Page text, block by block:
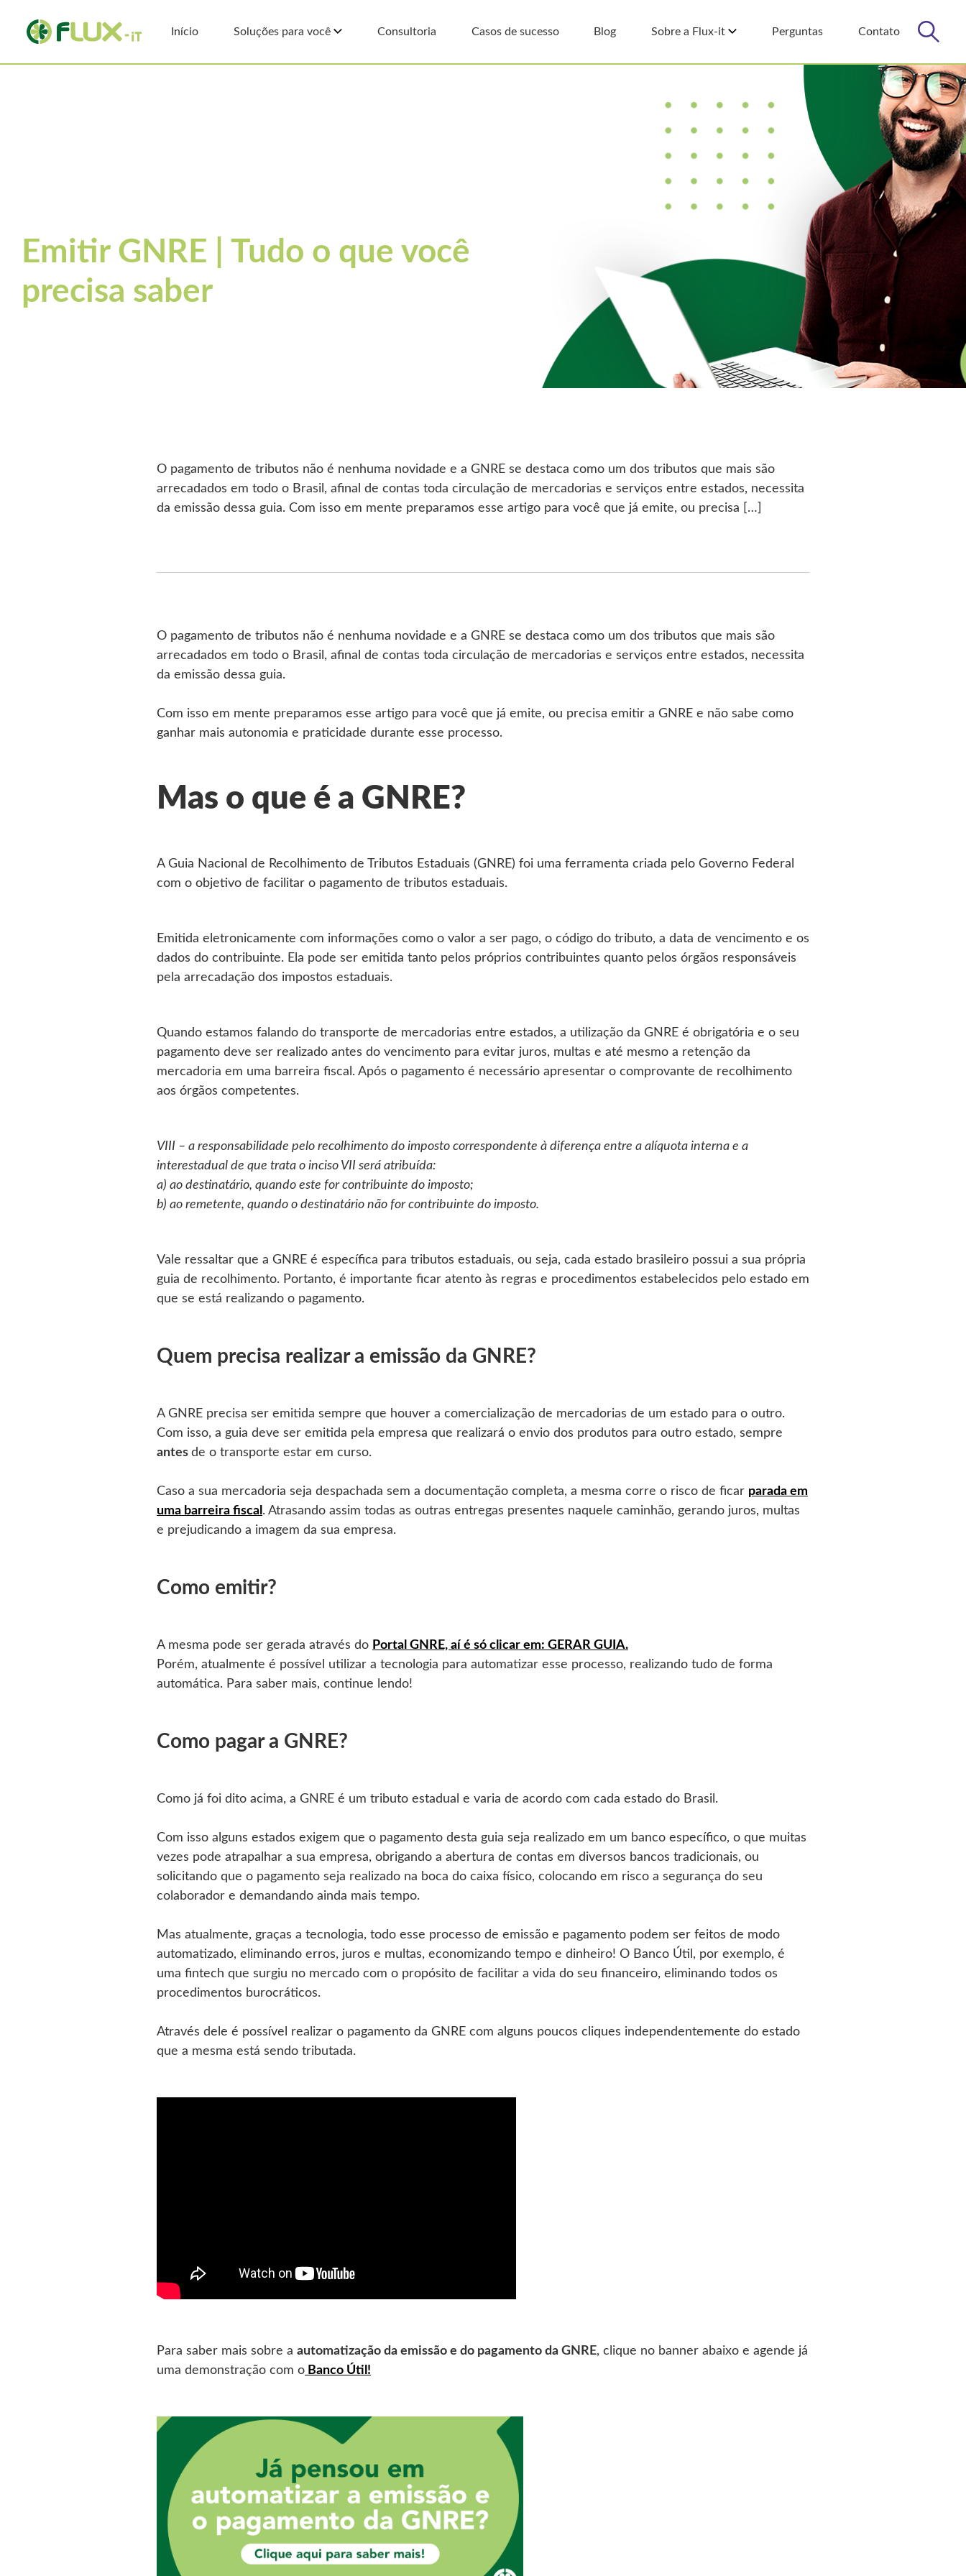
Início Soluções para você Consultoria Casos de sucesso Blog Sobre a Flux-it Perguntas Contato
Emitir GNRE | Tudo o que você
precisa saber
O pagamento de tributos não é nenhuma novidade e a GNRE se destaca como um dos tributos que mais são
arrecadados em todo o Brasil, afinal de contas toda circulação de mercadorias e serviços entre estados, necessita
da emissão dessa guia. Com isso em mente preparamos esse artigo para você que já emite, ou precisa […]
O pagamento de tributos não é nenhuma novidade e a GNRE se destaca como um dos tributos que mais são
arrecadados em todo o Brasil, afinal de contas toda circulação de mercadorias e serviços entre estados, necessita
da emissão dessa guia.
Com isso em mente preparamos esse artigo para você que já emite, ou precisa emitir a GNRE e não sabe como
ganhar mais autonomia e praticidade durante esse processo.
Mas o que é a GNRE?
A Guia Nacional de Recolhimento de Tributos Estaduais (GNRE) foi uma ferramenta criada pelo Governo Federal
com o objetivo de facilitar o pagamento de tributos estaduais.
Emitida eletronicamente com informações como o valor a ser pago, o código do tributo, a data de vencimento e os
dados do contribuinte. Ela pode ser emitida tanto pelos próprios contribuintes quanto pelos órgãos responsáveis
pela arrecadação dos impostos estaduais.
Quando estamos falando do transporte de mercadorias entre estados, a utilização da GNRE é obrigatória e o seu
pagamento deve ser realizado antes do vencimento para evitar juros, multas e até mesmo a retenção da
mercadoria em uma barreira fiscal. Após o pagamento é necessário apresentar o comprovante de recolhimento
aos órgãos competentes.
VIII – a responsabilidade pelo recolhimento do imposto correspondente à diferença entre a alíquota interna e a
interestadual de que trata o inciso VII será atribuída:
a) ao destinatário, quando este for contribuinte do imposto;
b) ao remetente, quando o destinatário não for contribuinte do imposto.
Vale ressaltar que a GNRE é específica para tributos estaduais, ou seja, cada estado brasileiro possui a sua própria
guia de recolhimento. Portanto, é importante ficar atento às regras e procedimentos estabelecidos pelo estado em
que se está realizando o pagamento.
Quem precisa realizar a emissão da GNRE?
A GNRE precisa ser emitida sempre que houver a comercialização de mercadorias de um estado para o outro.
Com isso, a guia deve ser emitida pela empresa que realizará o envio dos produtos para outro estado, sempre
antes de o transporte estar em curso.
Caso a sua mercadoria seja despachada sem a documentação completa, a mesma corre o risco de ficar parada em
uma barreira fiscal . Atrasando assim todas as outras entregas presentes naquele caminhão, gerando juros, multas
e prejudicando a imagem da sua empresa.
Como emitir?
A mesma pode ser gerada através do Portal GNRE, aí é só clicar em: GERAR GUIA.
Porém, atualmente é possível utilizar a tecnologia para automatizar esse processo, realizando tudo de forma
automática. Para saber mais, continue lendo!
Como pagar a GNRE?
Como já foi dito acima, a GNRE é um tributo estadual e varia de acordo com cada estado do Brasil.
Com isso alguns estados exigem que o pagamento desta guia seja realizado em um banco específico, o que muitas
vezes pode atrapalhar a sua empresa, obrigando a abertura de contas em diversos bancos tradicionais, ou
solicitando que o pagamento seja realizado na boca do caixa físico, colocando em risco a segurança do seu
colaborador e demandando ainda mais tempo.
Mas atualmente, graças a tecnologia, todo esse processo de emissão e pagamento podem ser feitos de modo
automatizado, eliminando erros, juros e multas, economizando tempo e dinheiro! O Banco Útil, por exemplo, é
uma fintech que surgiu no mercado com o propósito de facilitar a vida do seu financeiro, eliminando todos os
procedimentos burocráticos.
Através dele é possível realizar o pagamento da GNRE com alguns poucos cliques independentemente do estado
que a mesma está sendo tributada.
Para saber mais sobre a automatização da emissão e do pagamento da GNRE, clique no banner abaixo e agende já
uma demonstração com o Banco Útil!